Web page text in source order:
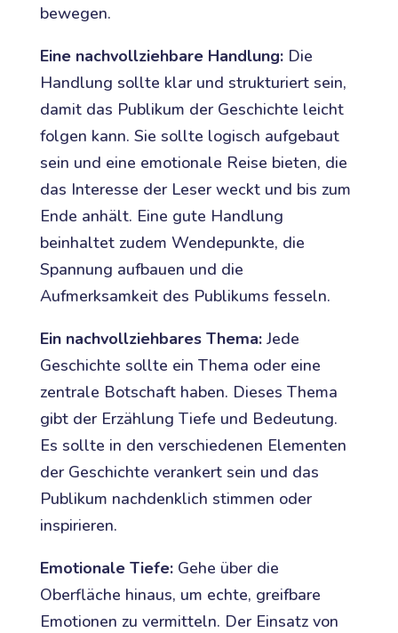
bewegen.
Eine nachvollziehbare Handlung:Die
Handlung sollte klar und strukturiert sein,
damit das Publikum der Geschichte leicht
folgen kann. Sie sollte logisch aufgebaut
sein und eine emotionale Reise bieten, die
das Interesse der Leser weckt und bis zum
Ende anhält. Eine gute Handlung
beinhaltet zudem Wendepunkte, die
Spannung aufbauen und die
Aufmerksamkeit des Publikums fesseln.
Ein nachvollziehbares Thema:Jede
Geschichte sollte ein Thema oder eine
zentrale Botschaft haben. Dieses Thema
gibt der Erzählung Tiefe und Bedeutung.
Es sollte in den verschiedenen Elementen
der Geschichte verankert sein und das
Publikum nachdenklich stimmen oder
inspirieren.
Emotionale Tiefe:Gehe über die
Oberfläche hinaus, um echte, greifbare
Emotionen zu vermitteln. Der Einsatz von